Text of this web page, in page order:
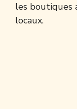
les boutiques
locaux.